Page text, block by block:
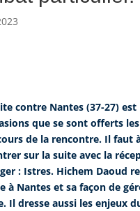
contre Nantes (37-27)
que se sont offerts
de la rencontre. Il faut
sur la suite avec la
: Istres. Hichem Daoud
à Nantes et sa façon de
Il dresse aussi les enjeux